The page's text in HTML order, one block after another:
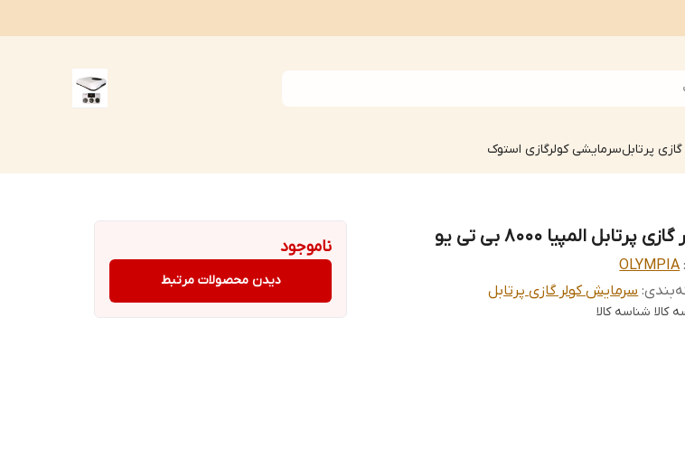
پرتابلسرمایشی کولرگازی استوک
پرتابل المپیا ۸۰۰۰ بی تی یو
OLYMPIA
:سرمایش کولر گازی پرتابل
کالا شناسه کالا
ناموجود
دیدن محصولات مرتبط